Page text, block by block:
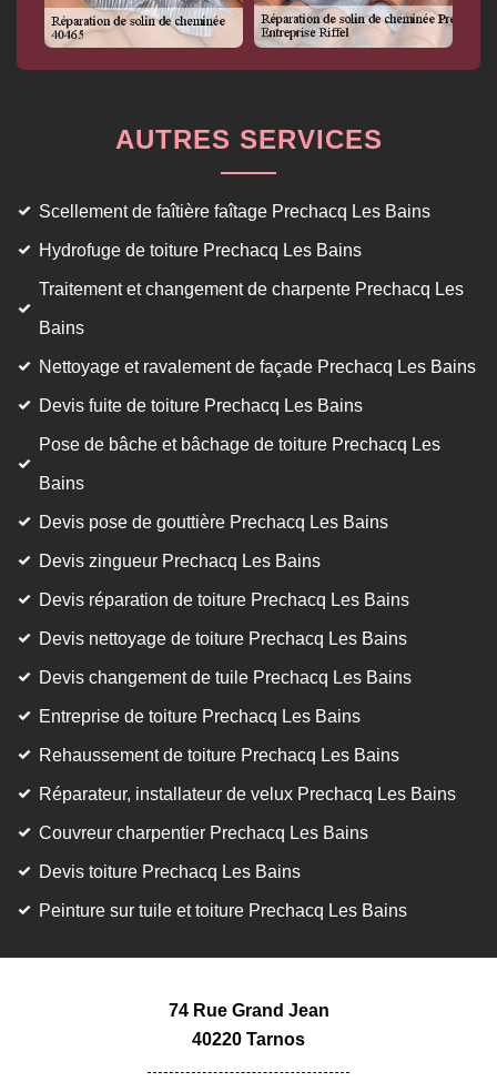
AUTRES SERVICES
Scellement de faîtière faîtage Prechacq Les Bains
Hydrofuge de toiture Prechacq Les Bains
Traitement et changement de charpente Prechacq Les
Bains
Nettoyage et ravalement de façade Prechacq Les Bains
Devis fuite de toiture Prechacq Les Bains
Pose de bâche et bâchage de toiture Prechacq Les
Bains
Devis pose de gouttière Prechacq Les Bains
Devis zingueur Prechacq Les Bains
Devis réparation de toiture Prechacq Les Bains
Devis nettoyage de toiture Prechacq Les Bains
Devis changement de tuile Prechacq Les Bains
Entreprise de toiture Prechacq Les Bains
Rehaussement de toiture Prechacq Les Bains
Réparateur, installateur de velux Prechacq Les Bains
Couvreur charpentier Prechacq Les Bains
Devis toiture Prechacq Les Bains
Peinture sur tuile et toiture Prechacq Les Bains
74 Rue Grand Jean
40220 Tarnos